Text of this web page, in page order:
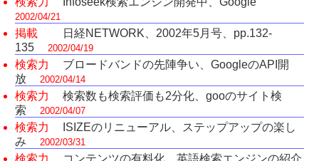
2002/04/21
掲載
日経NETWORK、2002年5月号、pp.132-
135
2002/04/19
検索力
ブロードバンドの先陣争い、GoogleのAPI開
放
2002/04/14
検索力
検索数も検索評価も2分化、gooのサイト検
索
2002/04/07
検索力
ISIZEのリニューアル、ステップアップの楽し
み
2002/03/31
検索力
コンテンツの有料化、英語検索エンジンの紹介